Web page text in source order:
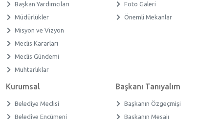
Başkan Yardımcıları
Müdürlükler
Misyon ve Vizyon
Meclis Kararları
Meclis Gündemi
Muhtarlıklar
Foto Galeri
Önemli Mekanlar
Kurumsal
Belediye Meclisi
Belediye Encümeni
Başkanı Tanıyalım
Başkanın Özgeçmişi
Başkanın Mesajı